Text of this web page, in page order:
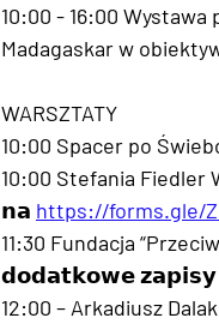
10:00 - 16:00
Madagaskar w
WARSZTATY
10:00 Spacer po
10:00 Stefania
𝗻𝗮 https://forms.gle/
11:30 Fundacja
𝗱𝗼𝗱𝗮𝘁𝗸𝗼𝘄𝗲
12:00 – Arkadiusz